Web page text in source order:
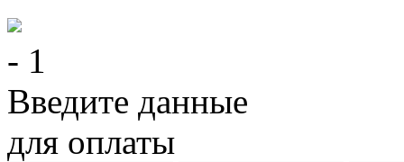
- 1
Введите данные
для оплаты